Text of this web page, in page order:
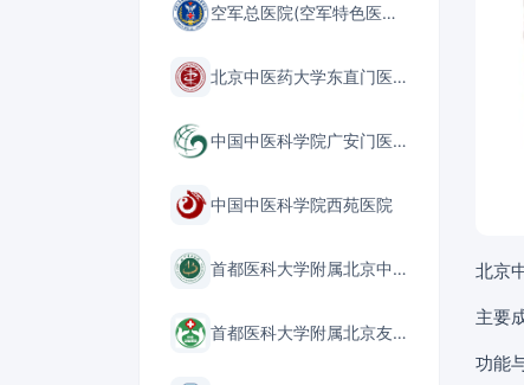
空军总医院(空军特色医学中心)
北京中医药大学东直门医院
中国中医科学院广安门医院
中国中医科学院西苑医院
首都医科大学附属北京中医医院
首都医科大学附属北京友谊医院
北京
主要
功能